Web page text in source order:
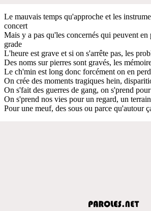
Le mauvais temps qu'approche et les
concert
Mais y a pas qu'les concernés qui peuvent
grade
L'heure est grave et si on s'arrête pas, les
Des noms sur pierres sont gravés, les
Le ch'min est long donc forcément on en
On crée des moments tragiques hein,
On s'fait des guerres de gang, on s'prend
On s'prend nos vies pour un regard, un
Pour une meuf, des sous ou parce qu'autour